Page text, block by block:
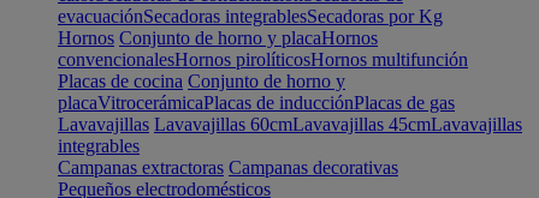
evacuaciónSecadoras integrablesSecadoras por Kg
Hornos Conjunto de horno y placaHornos
convencionalesHornos pirolíticosHornos multifunción
Placas de cocina Conjunto de horno y
placaVitrocerámicaPlacas de inducciónPlacas de gas
Lavavajillas Lavavajillas 60cmLavavajillas 45cmLavavajillas
integrables
Campanas extractoras Campanas decorativas
Pequeños electrodomésticos